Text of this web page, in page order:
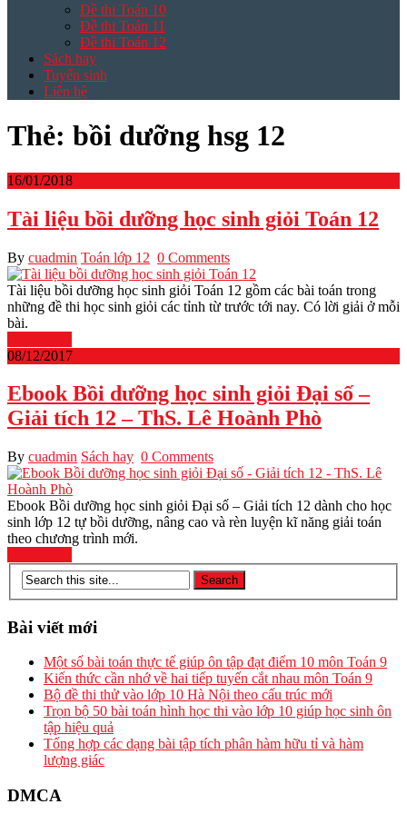
Đề thi Toán 10
Đề thi Toán 11
Đề thi Toán 12
Sách hay
Tuyển sinh
Liên hệ
Thẻ: bồi dưỡng hsg 12
16/01/2018
Tài liệu bồi dưỡng học sinh giỏi Toán 12
By cuadmin Toán lớp 12 0 Comments
Tài liệu bồi dưỡng học sinh giỏi Toán 12 gồm các bài toán trong
những đề thi học sinh giỏi các tỉnh từ trước tới nay. Có lời giải ở mỗi
bài.
08/12/2017
Ebook Bồi dưỡng học sinh giỏi Đại số –
Giải tích 12 – ThS. Lê Hoành Phò
By cuadmin Sách hay 0 Comments
Ebook Bồi dưỡng học sinh giỏi Đại số – Giải tích 12 dành cho học
sinh lớp 12 tự bồi dưỡng, nâng cao và rèn luyện kĩ năng giải toán
theo chương trình mới.
Bài viết mới
Một số bài toán thực tế giúp ôn tập đạt điểm 10 môn Toán 9
Kiến thức cần nhớ về hai tiếp tuyến cắt nhau môn Toán 9
Bộ đề thi thử vào lớp 10 Hà Nội theo cấu trúc mới
Trọn bộ 50 bài toán hình học thi vào lớp 10 giúp học sinh ôn
tập hiệu quả
Tổng hợp các dạng bài tập tích phân hàm hữu tỉ và hàm
lượng giác
DMCA